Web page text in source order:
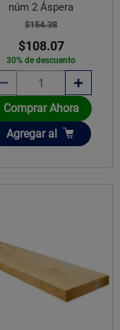
núm 2 Áspera
$154.38
$108.07
30% de descuento
Comprar Ahora
Añadir
Agregar al